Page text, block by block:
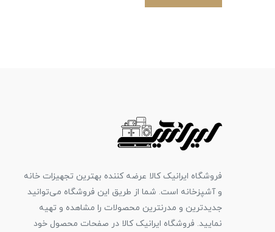
فروشگاه ایرانیک کالا عرضه کننده بهترین تجهیزات خانه
و آشپزخانه است. شما از طریق این فروشگاه می‌توانید
جدیدترین و مدرنترین محصولات را مشاهده و تهیه
نمایید. فروشگاه ایرانیک کالا در صفحات محصول خود